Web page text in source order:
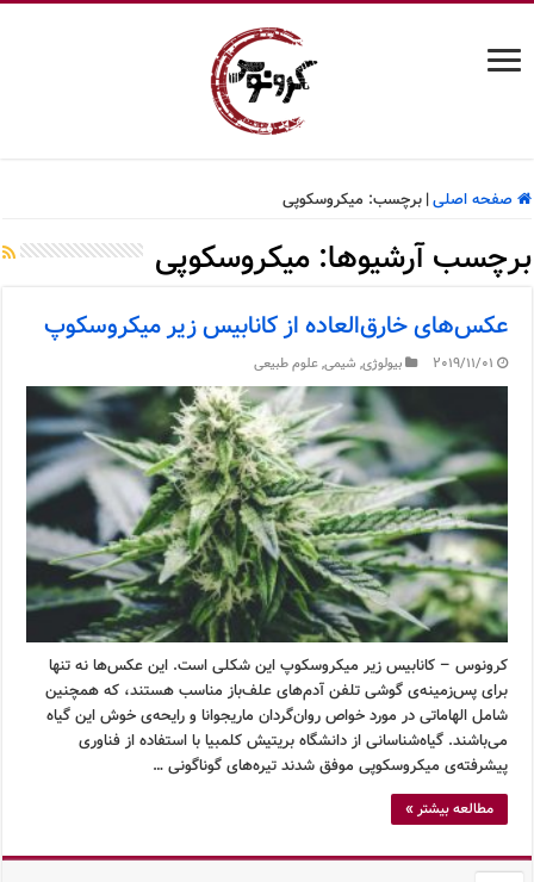
صفحه اصلی| برچسب: میکروسکوپی
برچسب آرشیوها:میکروسکوپی
عکس‌های خارق‌العاده از کانابیس زیر میکروسکوپ
2019/11/01 بیولوژی, شیمی,علوم طبیعی
کرونوس – کانابیس زیر میکروسکوپ این شکلی است. این عکس‌ها نه تنها
برای پس‌زمینه‌ی گوشی تلفن آدم‌های علف‌باز مناسب هستند، که همچنین
شامل الهاماتی در مورد خواص روان‌گردان ماریجوانا و رایحه‌ی خوش این گیاه
می‌باشند. گیاه‌شناسانی از دانشگاه بریتیش کلمبیا با استفاده از فناوری
پیشرفته‌ی میکروسکوپی موفق شدند تیره‌های گوناگونی …
مطالعه بیشتر »